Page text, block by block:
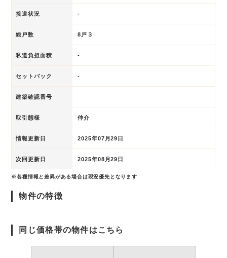
接道状況 -
総戸数 8戸３
私道負担面積 -
セットバック -
建築確認番号
取引態様 仲介
情報更新日 2025年07月29日
次回更新日 2025年08月29日
※各種情報と差異がある場合は現況優先となります
物件の特徴
同じ価格帯の物件はこちら